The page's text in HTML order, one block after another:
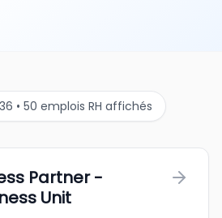
• 50 emplois RH affichés
Partner -
Unit